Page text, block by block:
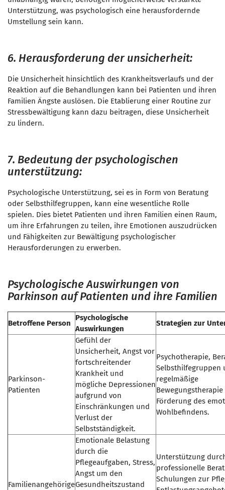
Unterstützung, was psychologisch eine herausfordernde
Umstellung sein kann.
6. Herausforderung der unsicherheit:
Die Unsicherheit hinsichtlich des Krankheitsverlaufs und der
Reaktion auf die Behandlungen kann bei Patienten und ihren
Familien Ängste auslösen. Die Etablierung einer Routine zur
Stressbewältigung kann dazu beitragen, diese Unsicherheit
zu lindern.
7. Bedeutung der psychologischen
unterstützung:
Psychologische Unterstützung, sei es in Form von Beratung
oder Selbsthilfegruppen, kann eine wesentliche Rolle
spielen. Dies bietet Patienten und ihren Familien einen Raum,
um ihre Erfahrungen zu teilen, ihre Emotionen auszudrücken
und Fähigkeiten zur Bewältigung psychologischer
Herausforderungen zu erwerben.
Psychologische Auswirkungen von
Parkinson auf Patienten und ihre Familien
Betroffene Person
Psychologische
Auswirkungen
Strategien zur
Parkinson-
Patienten
Gefühl der
Unsicherheit, Angst vor
fortschreitender
Krankheit und
mögliche Depressionen
aufgrund von
Einschränkungen und
Verlust der
Selbstständigkeit.
Psychotherapie,
Selbsthilfegruppen
regelmäßige
Förderung des
Wohlbefindens.
Familienangehörige
Emotionale Belastung
durch die
Pflegeaufgaben, Stress,
Angst um den
Gesundheitszustand
Unterstützung
professionelle
Schulungen zur